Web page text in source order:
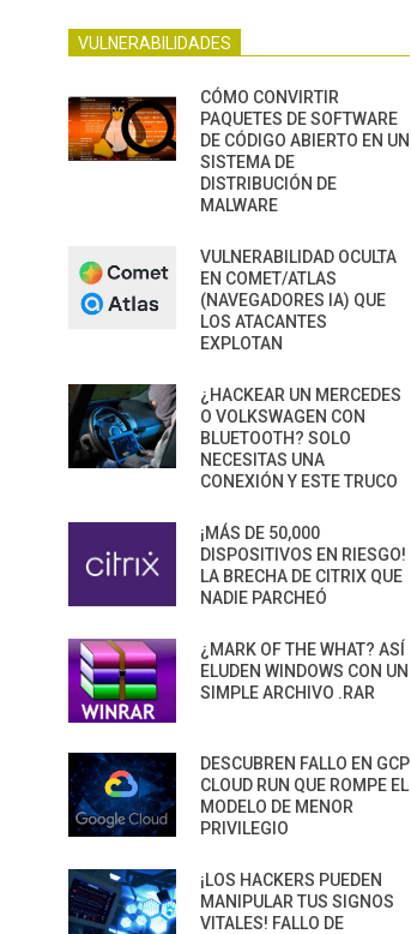
VULNERABILIDADES
CÓMO CONVIRTIR
PAQUETES DE SOFTWARE
DE CÓDIGO ABIERTO EN UN
SISTEMA DE
DISTRIBUCIÓN DE
MALWARE
VULNERABILIDAD OCULTA
EN COMET/ATLAS
(NAVEGADORES IA) QUE
LOS ATACANTES
EXPLOTAN
¿HACKEAR UN MERCEDES
O VOLKSWAGEN CON
BLUETOOTH? SOLO
NECESITAS UNA
CONEXIÓN Y ESTE TRUCO
¡MÁS DE 50,000
DISPOSITIVOS EN RIESGO!
LA BRECHA DE CITRIX QUE
NADIE PARCHEÓ
¿MARK OF THE WHAT? ASÍ
ELUDEN WINDOWS CON UN
SIMPLE ARCHIVO .RAR
DESCUBREN FALLO EN GCP
CLOUD RUN QUE ROMPE EL
MODELO DE MENOR
PRIVILEGIO
¡LOS HACKERS PUEDEN
MANIPULAR TUS SIGNOS
VITALES! FALLO DE